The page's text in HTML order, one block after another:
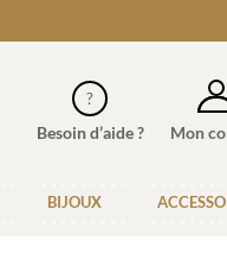
Besoin d’aide ? Mon
BIJOUX